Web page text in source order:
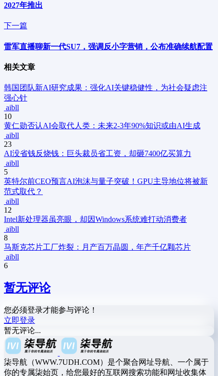
2027年推出
下一篇
雷军直播聊新一代SU7，强调反小字营销，公布准确续航配置
相关文章
韩国团队新AI研究成果：强化AI关键稳健性，为社会疑虑注
强心针
aibll
10
黄仁勋否认AI会取代人类：未来2-3年90%知识或由AI生成
aibll
23
AI没省钱反烧钱：巨头裁员省工资，却砸7400亿买算力
aibll
5
英特尔前CEO预言AI泡沫与量子突破！GPU主导地位将被新
范式取代？
aibll
12
Intel新处理器虽亮眼，却因Windows系统难打动消费者
aibll
8
马斯克芯片工厂炸裂：月产百万晶圆，年产千亿颗芯片
aibll
6
暂无评论
您必须登录才能参与评论！
立即登录
暂无评论...
柒导航（WWW.7UDH.COM）是个聚合网址导航、一个属于
你的专属柒始页，给您最好的互联网搜索功能和网址收集体